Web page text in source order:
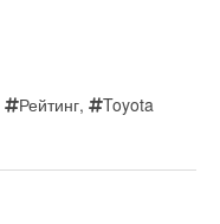
Рейтинг,
Toyota